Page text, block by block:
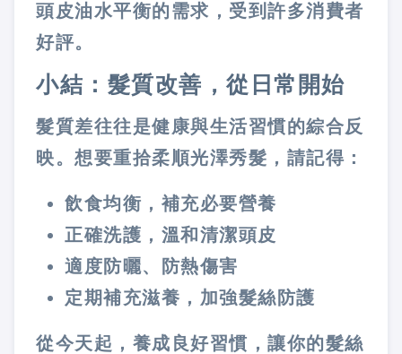
頭皮油水平衡的需求，受到許多消費者
好評。
小結：髮質改善，從日常開始
髮質差往往是健康與生活習慣的綜合反
映。想要重拾柔順光澤秀髮，請記得：
飲食均衡，補充必要營養
正確洗護，溫和清潔頭皮
適度防曬、防熱傷害
定期補充滋養，加強髮絲防護
從今天起，養成良好習慣，讓你的髮絲